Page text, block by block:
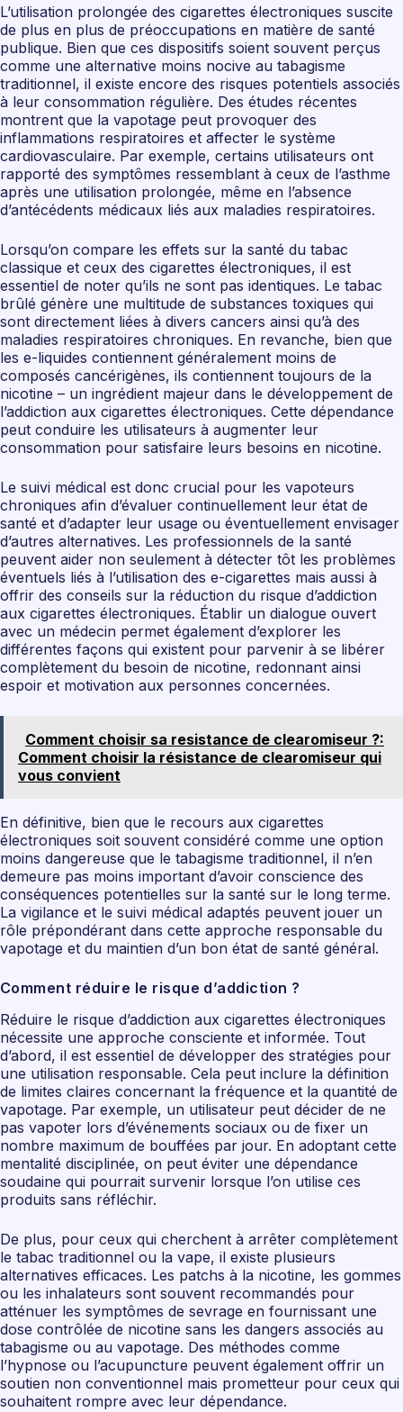
L’utilisation prolongée des cigarettes électroniques suscite
de plus en plus de préoccupations en matière de santé
publique. Bien que ces dispositifs soient souvent perçus
comme une alternative moins nocive au tabagisme
traditionnel, il existe encore des risques potentiels associés
à leur consommation régulière. Des études récentes
montrent que la vapotage peut provoquer des
inflammations respiratoires et affecter le système
cardiovasculaire. Par exemple, certains utilisateurs ont
rapporté des symptômes ressemblant à ceux de l’asthme
après une utilisation prolongée, même en l’absence
d’antécédents médicaux liés aux maladies respiratoires.
Lorsqu’on compare les effets sur la santé du tabac
classique et ceux des cigarettes électroniques, il est
essentiel de noter qu’ils ne sont pas identiques. Le tabac
brûlé génère une multitude de substances toxiques qui
sont directement liées à divers cancers ainsi qu’à des
maladies respiratoires chroniques. En revanche, bien que
les e-liquides contiennent généralement moins de
composés cancérigènes, ils contiennent toujours de la
nicotine – un ingrédient majeur dans le développement de
l’addiction aux cigarettes électroniques. Cette dépendance
peut conduire les utilisateurs à augmenter leur
consommation pour satisfaire leurs besoins en nicotine.
Le suivi médical est donc crucial pour les vapoteurs
chroniques afin d’évaluer continuellement leur état de
santé et d’adapter leur usage ou éventuellement envisager
d’autres alternatives. Les professionnels de la santé
peuvent aider non seulement à détecter tôt les problèmes
éventuels liés à l’utilisation des e-cigarettes mais aussi à
offrir des conseils sur la réduction du risque d’addiction
aux cigarettes électroniques. Établir un dialogue ouvert
avec un médecin permet également d’explorer les
différentes façons qui existent pour parvenir à se libérer
complètement du besoin de nicotine, redonnant ainsi
espoir et motivation aux personnes concernées.
Comment choisir sa resistance de clearomiseur ?:
Comment choisir la résistance de clearomiseur qui
vous convient
En définitive, bien que le recours aux cigarettes
électroniques soit souvent considéré comme une option
moins dangereuse que le tabagisme traditionnel, il n’en
demeure pas moins important d’avoir conscience des
conséquences potentielles sur la santé sur le long terme.
La vigilance et le suivi médical adaptés peuvent jouer un
rôle prépondérant dans cette approche responsable du
vapotage et du maintien d’un bon état de santé général.
Comment réduire le risque d’addiction ?
Réduire le risque d’addiction aux cigarettes électroniques
nécessite une approche consciente et informée. Tout
d’abord, il est essentiel de développer des stratégies pour
une utilisation responsable. Cela peut inclure la définition
de limites claires concernant la fréquence et la quantité de
vapotage. Par exemple, un utilisateur peut décider de ne
pas vapoter lors d’événements sociaux ou de fixer un
nombre maximum de bouffées par jour. En adoptant cette
mentalité disciplinée, on peut éviter une dépendance
soudaine qui pourrait survenir lorsque l’on utilise ces
produits sans réfléchir.
De plus, pour ceux qui cherchent à arrêter complètement
le tabac traditionnel ou la vape, il existe plusieurs
alternatives efficaces. Les patchs à la nicotine, les gommes
ou les inhalateurs sont souvent recommandés pour
atténuer les symptômes de sevrage en fournissant une
dose contrôlée de nicotine sans les dangers associés au
tabagisme ou au vapotage. Des méthodes comme
l’hypnose ou l’acupuncture peuvent également offrir un
soutien non conventionnel mais prometteur pour ceux qui
souhaitent rompre avec leur dépendance.